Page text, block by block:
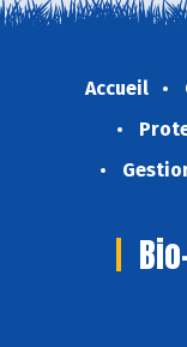
Accueil